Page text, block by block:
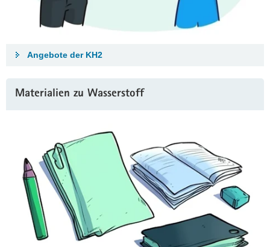
Angebote der KH2
Materialien zu Wasserstoff